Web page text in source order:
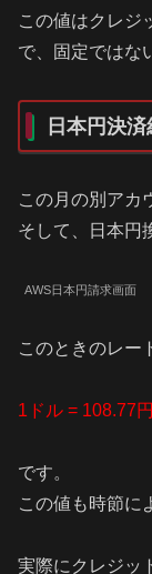
この値はクレジ
で、固定ではな
日本円決
この月の別アカ
そして、日本円
AWS日本円請求画面
このときのレー
1ドル = 108.77円
です。
この値も時節に
実際にクレジッ